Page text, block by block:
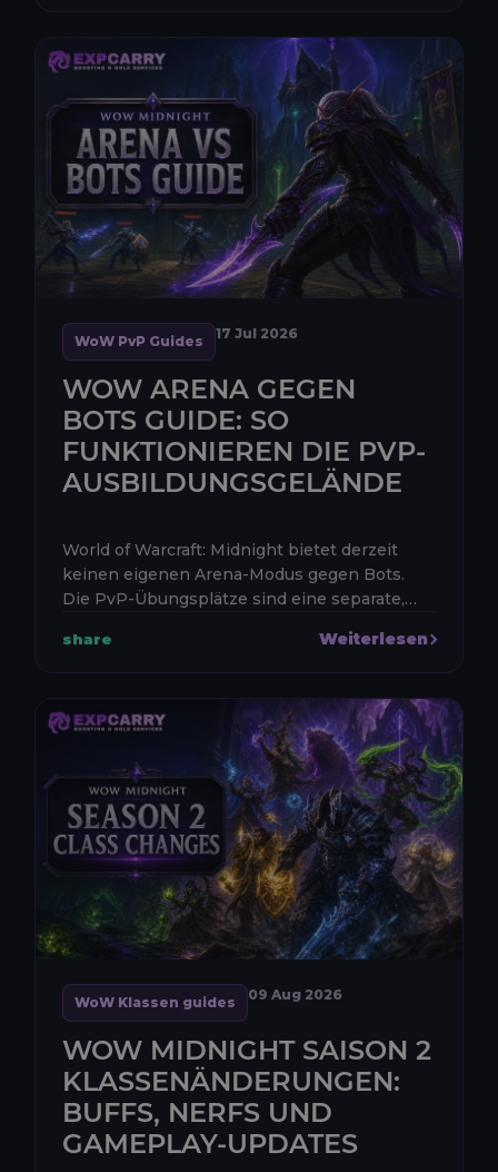
sichtbaren Fortschri...
WoW PvP Guides 17 Jul 2026
WOW ARENA GEGEN
BOTS GUIDE: SO
FUNKTIONIEREN DIE PVP-
AUSBILDUNGSGELÄNDE
World of Warcraft: Midnight bietet derzeit
keinen eigenen Arena-Modus gegen Bots.
Die PvP-Übungsplätze sind eine separate,
Spieler gegen KI-Gegner kämpfen. Si...
share Weiterlesen
WoW Klassen guides 09 Aug 2026
WOW MIDNIGHT SAISON 2
KLASSENÄNDERUNGEN:
BUFFS, NERFS UND
GAMEPLAY-UPDATES